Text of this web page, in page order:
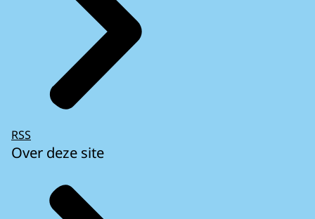
RSS
Over deze site